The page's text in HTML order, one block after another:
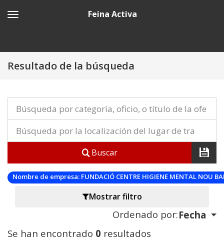
Feina Activa
Resultado de la búsqueda
Buscar
Nombre de empresa: FUNDACIÓ CENTRE HIGIENE MENTAL NOU
Mostrar filtro
Ordenado por:Fecha
Se han encontrado 0 resultados